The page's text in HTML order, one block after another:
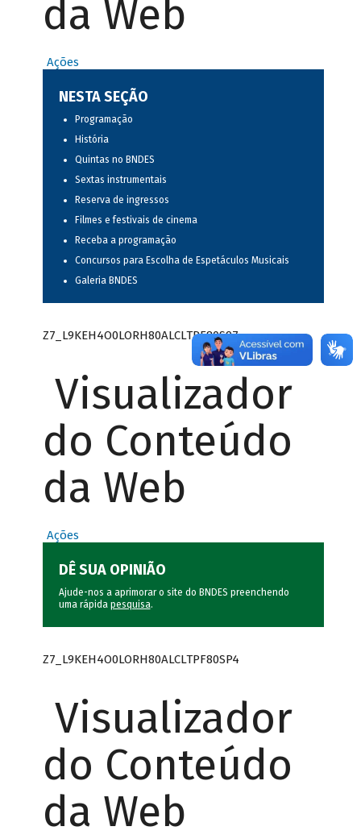
da Web
Ações
NESTA SEÇÃO
Programação
História
Quintas no BNDES
Sextas instrumentais
Reserva de ingressos
Filmes e festivais de cinema
Receba a programação
Concursos para Escolha de Espetáculos Musicais
Galeria BNDES
Z7_L9KEH4O0LORH80ALCLTPF80S97
Visualizador
do Conteúdo
da Web
Ações
DÊ SUA OPINIÃO
Ajude-nos a aprimorar o site do BNDES preenchendo
uma rápida pesquisa.
Z7_L9KEH4O0LORH80ALCLTPF80SP4
Visualizador
do Conteúdo
da Web